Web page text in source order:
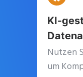
KI-
Nutzen
um